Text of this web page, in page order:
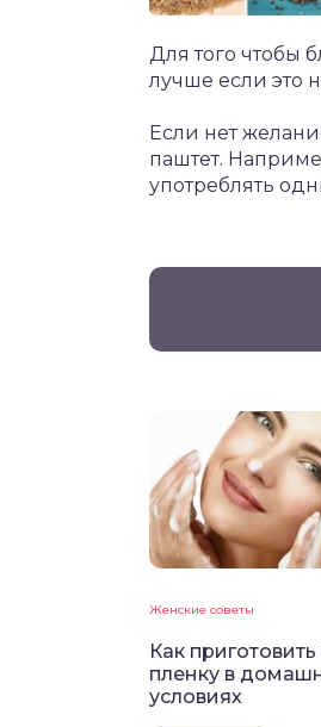
Для того чтобы
лучше если это
Если нет
паштет.
употреблять
Женские советы
Как
пленку в
условиях